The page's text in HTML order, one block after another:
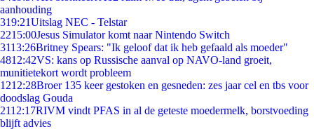
aanhouding
319:21Uitslag NEC - Telstar
2215:00Jesus Simulator komt naar Nintendo Switch
3113:26Britney Spears: "Ik geloof dat ik heb gefaald als moeder"
4812:42VS: kans op Russische aanval op NAVO-land groeit,
munitietekort wordt probleem
1212:28Broer 135 keer gestoken en gesneden: zes jaar cel en tbs voor
doodslag Gouda
2112:17RIVM vindt PFAS in al de geteste moedermelk, borstvoeding
blijft advies